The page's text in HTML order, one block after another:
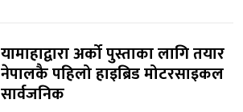
यामाहाद्वारा अर्को पुस्ताका लागि तयार
नेपालकै पहिलो हाइब्रिड मोटरसाइकल
सार्वजनिक